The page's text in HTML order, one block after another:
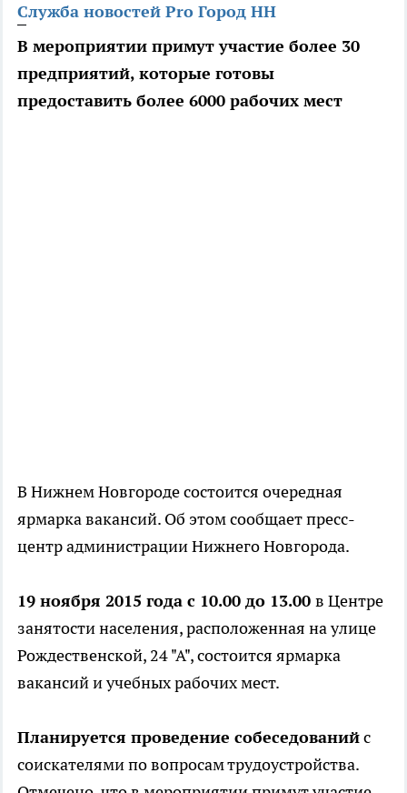
Служба новостей Pro Город НН
В мероприятии примут участие более 30
предприятий, которые готовы
предоставить более 6000 рабочих мест
В Нижнем Новгороде состоится очередная
ярмарка вакансий. Об этом сообщает пресс-
центр администрации Нижнего Новгорода.
19 ноября 2015 года с 10.00 до 13.00 в Центре
занятости населения, расположенная на улице
Рождественской, 24 "А", состоится ярмарка
вакансий и учебных рабочих мест.
Планируется проведение собеседованийс
соискателями по вопросам трудоустройства.